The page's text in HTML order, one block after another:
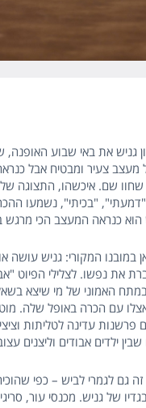
גניש את באי שבוע האופנה,
צעיר ומבטיח אבל
שחוו שם. איכשהו, התצוגה של
"בכיתי", נשמעו
הוא כנראה המעצב הכי מרגש
המקורי: גניש עושה
את נפשו. לצלילי הפיוט
האמוני של מי שיצא
עם הכרה באופל שלה.
פרשנות עדינה לטליתות
ילדים אבודים וליצנים
גם לגמרי לביש – כפי
של גניש. מכנסי עור,